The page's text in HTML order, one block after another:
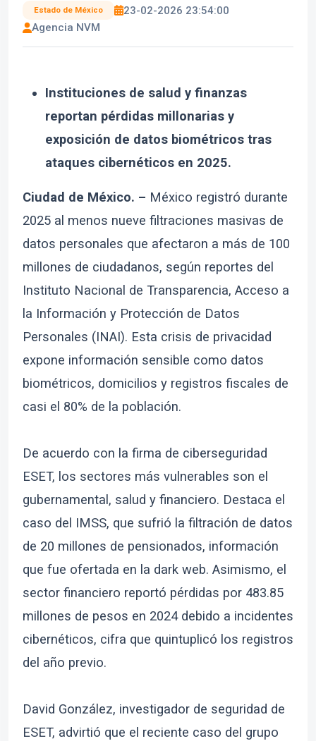
Estado de México
23-02-2026 23:54:00
Agencia NVM
Instituciones de salud y finanzas
reportan pérdidas millonarias y
exposición de datos biométricos tras
ataques cibernéticos en 2025.
Ciudad de México. – México registró durante
2025 al menos nueve filtraciones masivas de
datos personales que afectaron a más de 100
millones de ciudadanos, según reportes del
Instituto Nacional de Transparencia, Acceso a
la Información y Protección de Datos
Personales (INAI). Esta crisis de privacidad
expone información sensible como datos
biométricos, domicilios y registros fiscales de
casi el 80% de la población.
De acuerdo con la firma de ciberseguridad
ESET, los sectores más vulnerables son el
gubernamental, salud y financiero. Destaca el
caso del IMSS, que sufrió la filtración de datos
de 20 millones de pensionados, información
que fue ofertada en la dark web. Asimismo, el
sector financiero reportó pérdidas por 483.85
millones de pesos en 2024 debido a incidentes
cibernéticos, cifra que quintuplicó los registros
del año previo.
David González, investigador de seguridad de
ESET, advirtió que el reciente caso del grupo